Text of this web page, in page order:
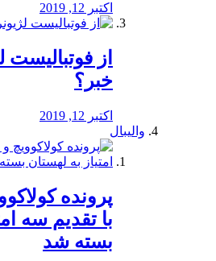
اکتبر 12, 2019
از
خبر؟
اکتبر 12, 2019
والیبال
پرونده
با تقدیم سه
بسته شد